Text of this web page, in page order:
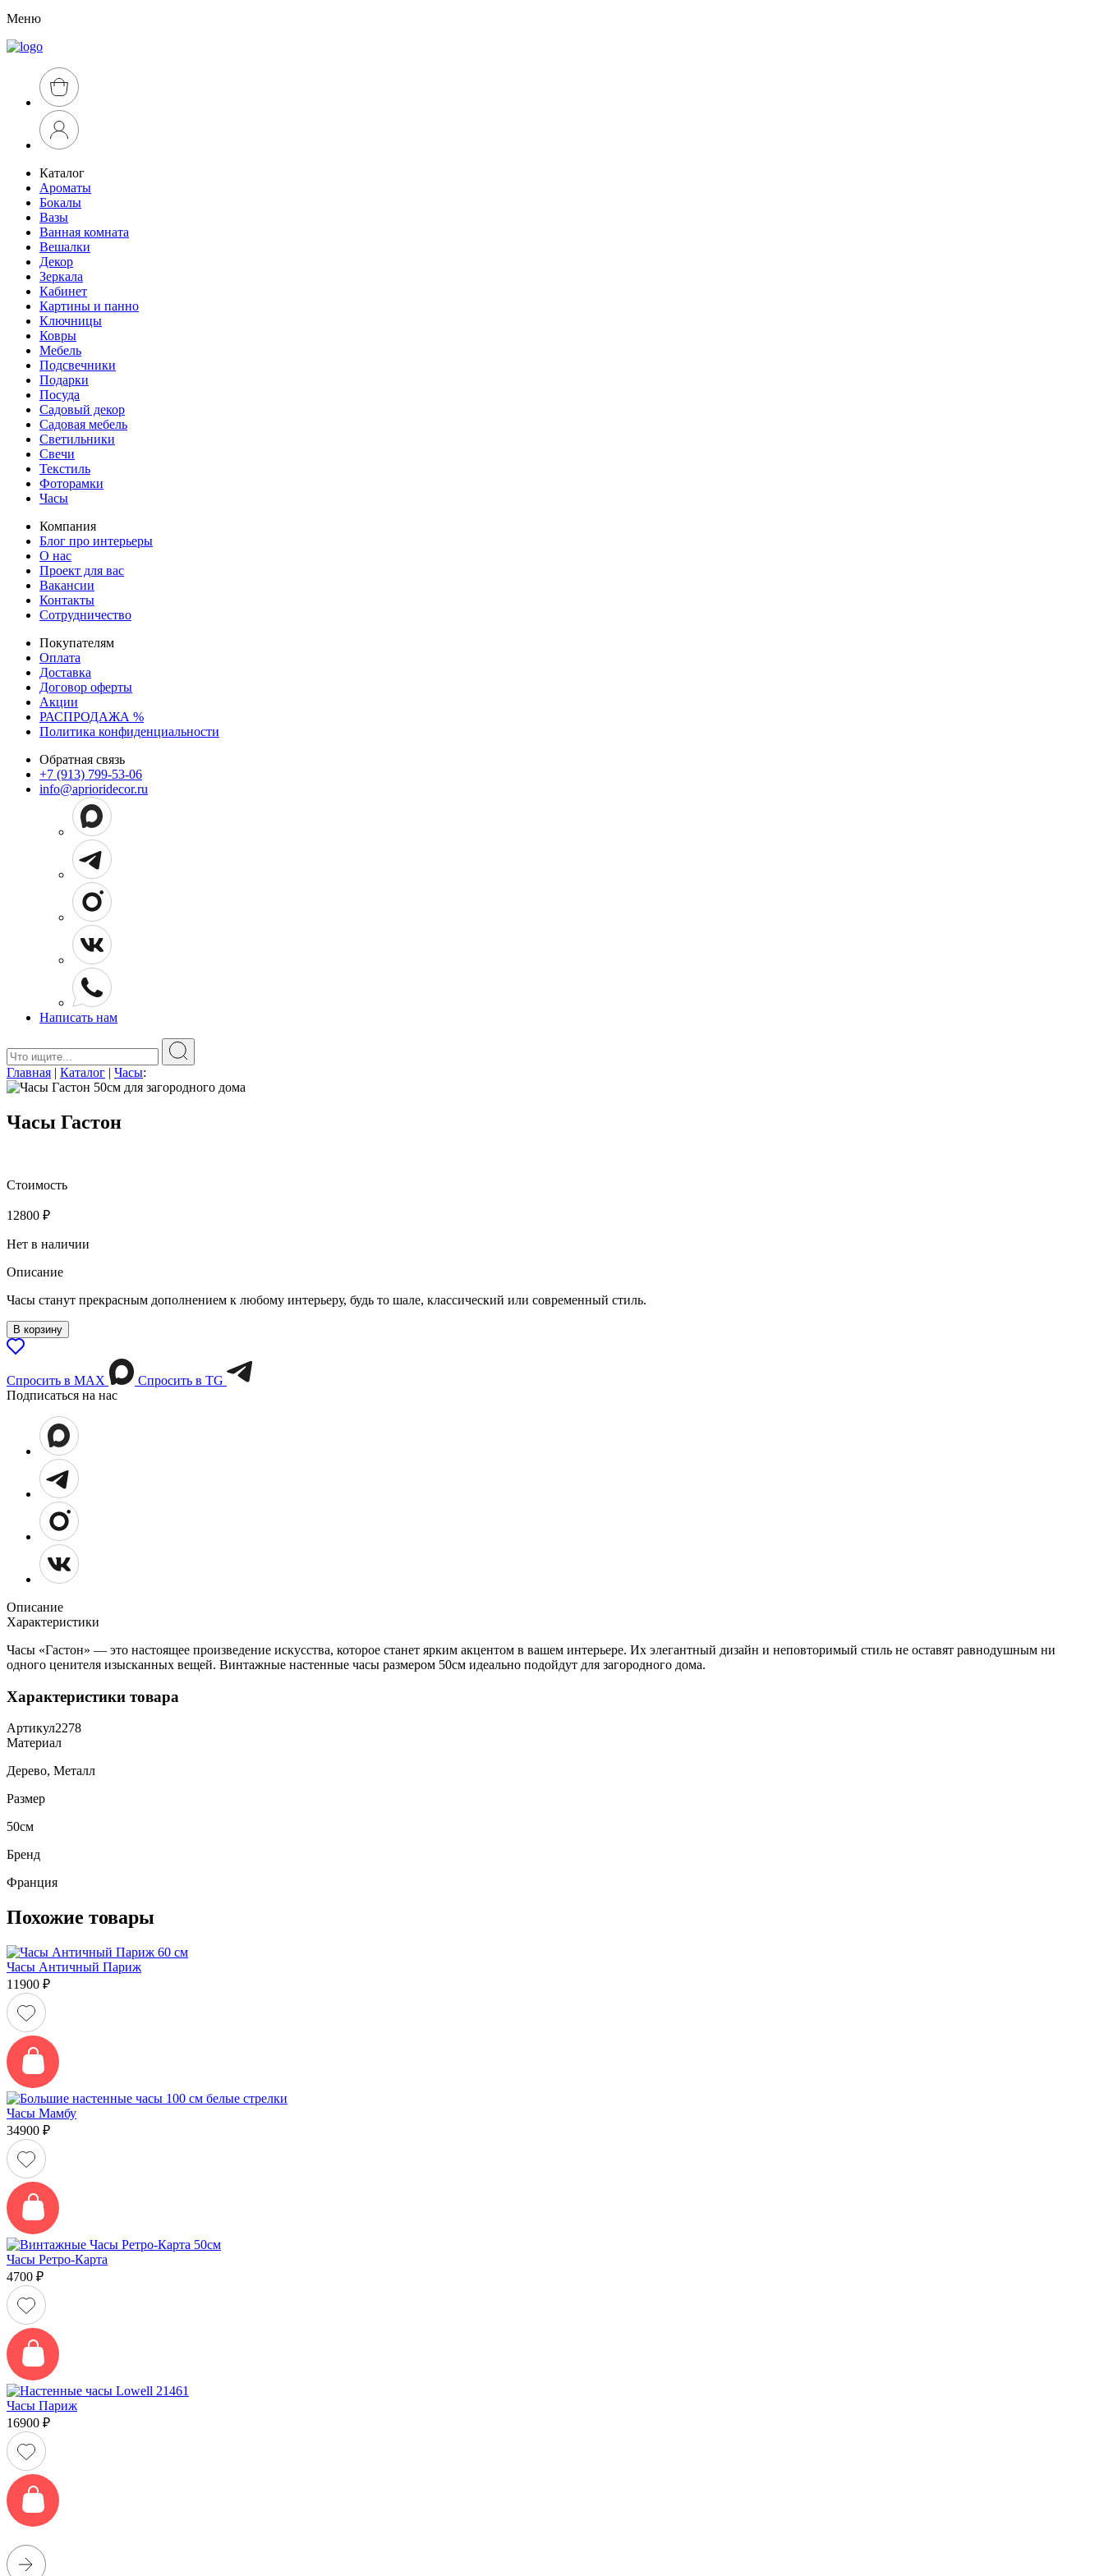
Меню
Каталог
Ароматы
Бокалы
Вазы
Ванная комната
Вешалки
Декор
Зеркала
Кабинет
Картины и панно
Ключницы
Ковры
Мебель
Подсвечники
Подарки
Посуда
Садовый декор
Садовая мебель
Светильники
Свечи
Текстиль
Фоторамки
Часы
Компания
Блог про интерьеры
О нас
Проект для вас
Вакансии
Контакты
Сотрудничество
Покупателям
Оплата
Доставка
Договор оферты
Акции
РАСПРОДАЖА %
Политика конфиденциальности
Обратная связь
+7 (913) 799-53-06
info@aprioridecor.ru
Написать нам
Главная | Каталог | Часы:
Часы Гастон
Стоимость
12800 ₽
Нет в наличии
Описание
Часы станут прекрасным дополнением к любому интерьеру, будь то шале, классический или современный стиль.
В корзину
Спросить в МАХ
Спросить в TG
Подписаться на нас
Описание
Характеристики
Часы «Гастон» — это настоящее произведение искусства, которое станет ярким акцентом в вашем интерьере. Их элегантный дизайн и неповторимый стиль не оставят равнодушным ни
одного ценителя изысканных вещей. Винтажные настенные часы размером 50см идеально подойдут для загородного дома.
Характеристики товара
Артикул2278
Материал
Дерево, Металл
Размер
50см
Бренд
Франция
Похожие товары
Часы Античный Париж
11900 ₽
Часы Мамбу
34900 ₽
Часы Ретро-Карта
4700 ₽
Часы Париж
16900 ₽